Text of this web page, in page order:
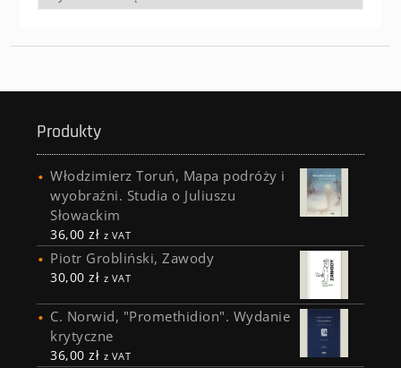
Produkty
Włodzimierz Toruń, Mapa podróży i
wyobraźni. Studia o Juliuszu
Słowackim
36,00zł z VAT
Piotr Grobliński, Zawody
30,00zł z VAT
C. Norwid, "Promethidion". Wydanie
krytyczne
36,00zł z VAT